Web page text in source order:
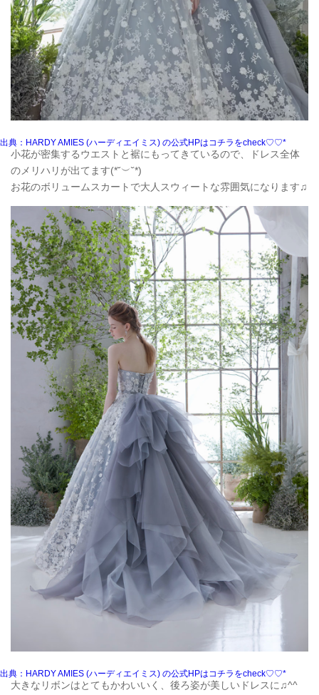
出典：HARDY AMIES (ハーディエイミス) の公式HPはコチラをcheck♡♡*
小花が密集するウエストと裾にもってきているので、ドレス全体
のメリハリが出てます(*˘︶˘*)
お花のボリュームスカートで大人スウィートな雰囲気になります♫
出典：HARDY AMIES (ハーディエイミス) の公式HPはコチラをcheck♡♡*
大きなリボンはとてもかわいいく、後ろ姿が美しいドレスに♫^^